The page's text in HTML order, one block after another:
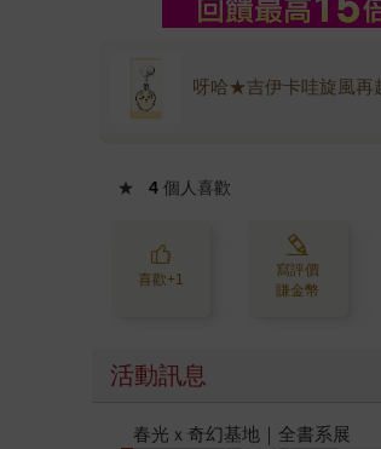
呀哈★吉伊卡哇旋風再
★ 4 個人喜歡
喜歡+1
寫評價
賺金幣
活動訊息
2026金石堂暑假漫博〈你好，